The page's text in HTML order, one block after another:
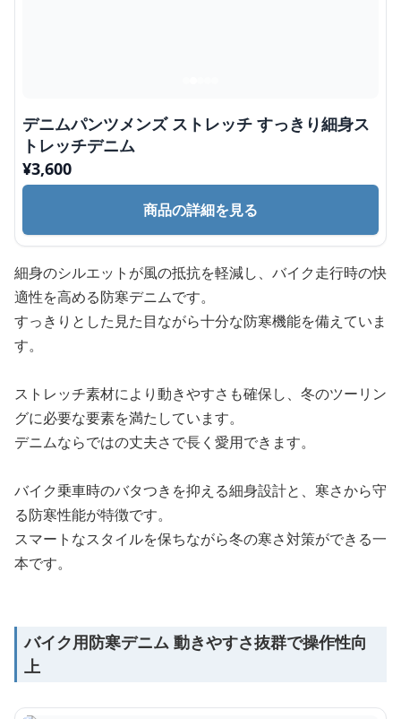
デニムパンツメンズ ストレッチ すっきり細身ス
トレッチデニム
¥3,600
商品の詳細を見る
細身のシルエットが風の抵抗を軽減し、バイク走行時の快
適性を高める防寒デニムです。
すっきりとした見た目ながら十分な防寒機能を備えていま
す。
ストレッチ素材により動きやすさも確保し、冬のツーリン
グに必要な要素を満たしています。
デニムならではの丈夫さで長く愛用できます。
バイク乗車時のバタつきを抑える細身設計と、寒さから守
る防寒性能が特徴です。
スマートなスタイルを保ちながら冬の寒さ対策ができる一
本です。
バイク用防寒デニム 動きやすさ抜群で操作性向
上